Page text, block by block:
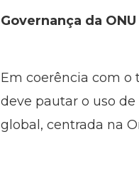
Governança da ONU
Em coerência com
deve pautar o uso
global, centrada na